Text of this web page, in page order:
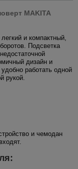
MAKITA
легкий и компактный,
Подсветка
дизайн и
работать одной
рукой.
и чемодан